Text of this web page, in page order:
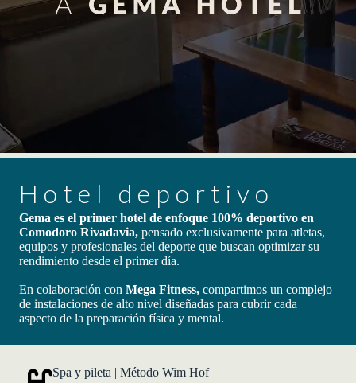
Hotel deportivo
Gema es el primer hotel de enfoque 100% deportivo en
Comodoro Rivadavia, pensado exclusivamente para atletas,
equipos y profesionales del deporte que buscan optimizar su
rendimiento desde el primer día.
En colaboración con Mega Fitness, compartimos un complejo
de instalaciones de alto nivel diseñadas para cubrir cada
aspecto de la preparación física y mental.
Spa y pileta | Método Wim Hof